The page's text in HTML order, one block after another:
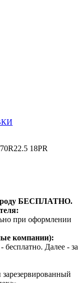
18PR
БЕСПЛАТНО.
при оформлении
компании):
Далее - за
зарезервированный